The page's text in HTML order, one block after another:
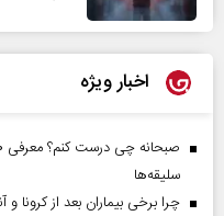
اخبار ویژه
سلیقه‌ها
چرا برخی بیماران بعد از کرونا و